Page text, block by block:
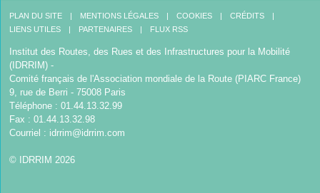
PLAN DU SITE MENTIONS LÉGALES COOKIES
CRÉDITS
LIENS UTILES
PARTENAIRES FLUX RSS
Institut des Routes, des Rues et des Infrastructures pour la Mobilité
(IDRRIM) -
Comité français de l'Association mondiale de la Route (PIARC France)
9, rue de Berri - 75008 Paris
Téléphone : 01.44.13.32.99
Fax : 01.44.13.32.98
Courriel : idrrim@idrrim.com
© IDRRIM 2026